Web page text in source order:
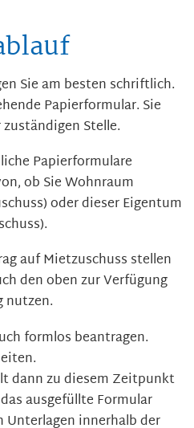
Sie am besten schriftlich.
Papierformular. Sie
Stelle.
Papierformulare
ob Sie Wohnraum
oder dieser Eigentum
auf Mietzuschuss stellen
den oben zur Verfügung
nutzen.
formlos beantragen.
dann zu diesem Zeitpunkt
ausgefüllte Formular
innerhalb der